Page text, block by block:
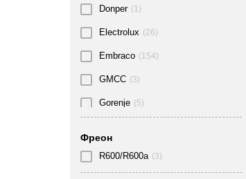
Donper (1)
Electrolux (26)
Embraco (154)
GMCC (3)
Gorenje (5)
Jiaxipera (28)
Фреон
R600/R600a (3)